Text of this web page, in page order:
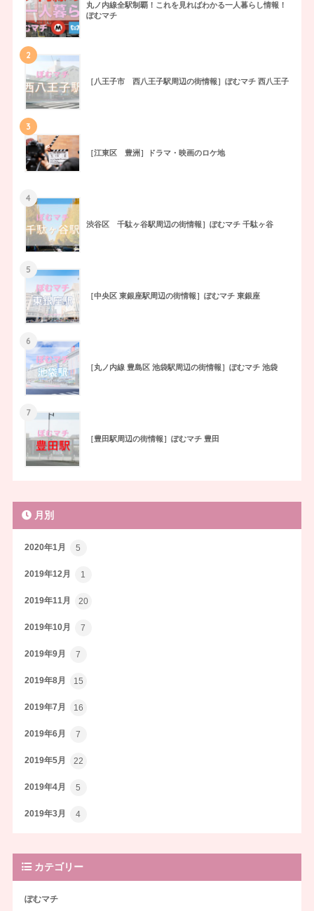
丸ノ内線全駅制覇！これを見ればわかる一人暮らし情報！
ぽむマチ
2
［八王子市 西八王子駅周辺の街情報］ぽむマチ 西八王子
3
［江東区 豊洲］ドラマ・映画のロケ地
4
渋谷区 千駄ヶ谷駅周辺の街情報］ぽむマチ 千駄ヶ谷
5
［中央区 東銀座駅周辺の街情報］ぽむマチ 東銀座
6
［丸ノ内線 豊島区 池袋駅周辺の街情報］ぽむマチ 池袋
7
［豊田駅周辺の街情報］ぽむマチ 豊田
月別
2020年1月 5
2019年12月 1
2019年11月 20
2019年10月 7
2019年9月 7
2019年8月 15
2019年7月 16
2019年6月 7
2019年5月 22
2019年4月 5
2019年3月 4
カテゴリー
ぽむマチ